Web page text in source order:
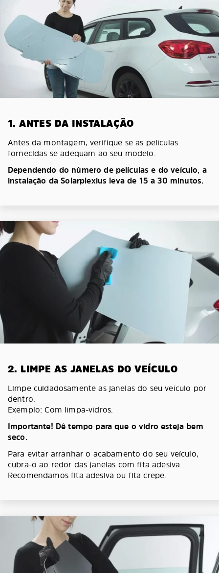
1. ANTES DA INSTALAÇÃO
Antes da montagem, verifique se as películas
fornecidas se adequam ao seu modelo.
Dependendo do número de películas e do veículo, a
instalação da Solarplexius leva de 15 a 30 minutos.
2. LIMPE AS JANELAS DO VEÍCULO
Limpe cuidadosamente as janelas do seu veículo por
dentro.
Exemplo: Com limpa-vidros.
Importante! Dê tempo para que o vidro esteja bem
seco.
Para evitar arranhar o acabamento do seu veículo,
cubra-o ao redor das janelas com fita adesiva .
Recomendamos fita adesiva ou fita crepe.